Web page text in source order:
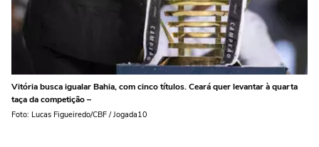
Vitória busca igualar Bahia, com cinco títulos. Ceará quer levantar à quarta
taça da competição –
Foto: Lucas Figueiredo/CBF / Jogada10